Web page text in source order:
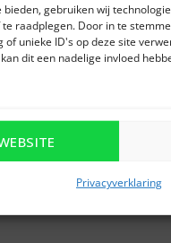
gebruiken wij
raadplegen. Door in te
of unieke ID's op deze site
dit een nadelige invloed
Privacyverklaring